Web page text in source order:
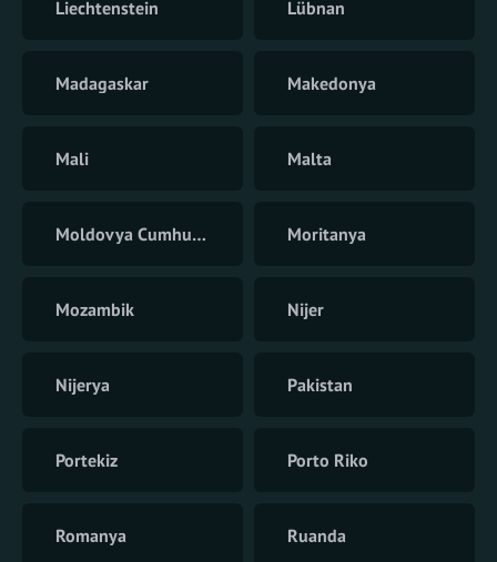
Liechtenstein Lübnan
Madagaskar Makedonya
Mali Malta
Moldovya Cumhuriyeti Moritanya
Mozambik Nijer
Nijerya Pakistan
Portekiz Porto Riko
Romanya Ruanda